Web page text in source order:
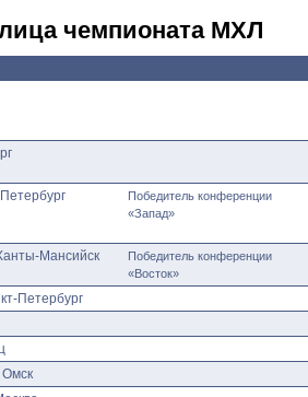
чемпионата МХЛ
Победитель конференции
«Запад»
Мансийск
Победитель конференции
«Восток»
Петербург